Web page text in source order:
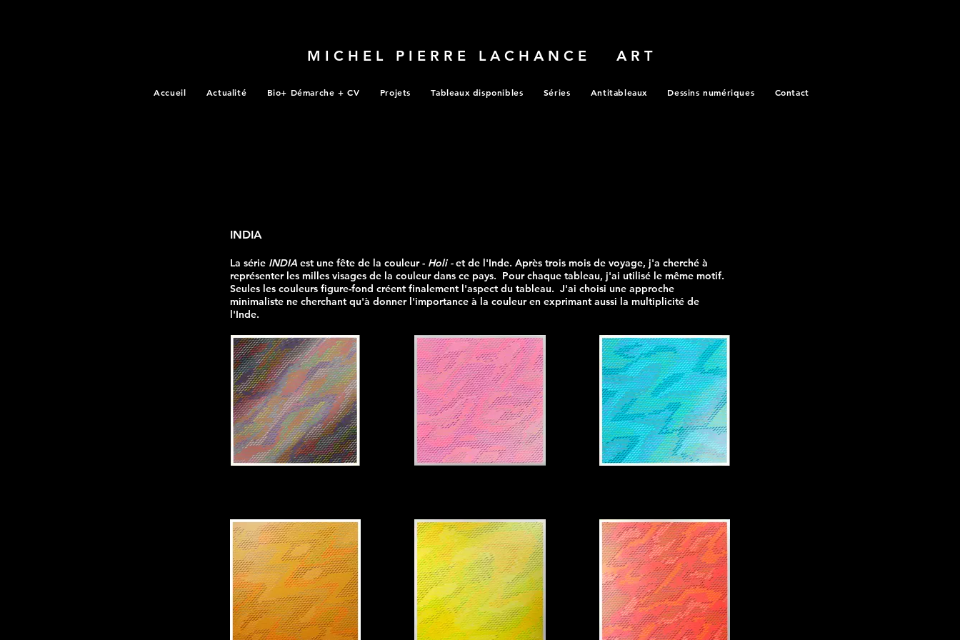
MICHEL PIERRE LACHANCE ART
Accueil Actualité Bio+ Démarche + CV Projets Tableaux disponibles Séries Antitableaux Dessins numériques Contact
INDIA
La série INDIA est une fête de la couleur - Holi -et de l'Inde. Après trois mois de voyage, j'a cherché à
représenter les milles visages de la couleur dans ce pays. Pour chaque tableau, j'ai utilisé le même motif.
Seules les couleurs figure-fond créent finalement l'aspect du tableau. J'ai choisi une approche
minimaliste ne cherchant qu'à donner l'importance à la couleur en exprimant aussi la multiplicité de
l'Inde.